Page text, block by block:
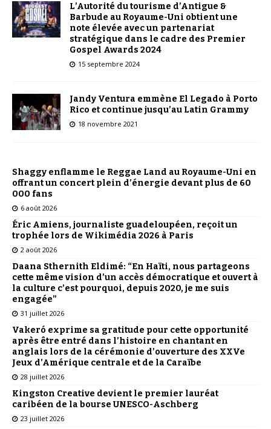
L’Autorité du tourisme d’Antigue &
Barbude au Royaume-Uni obtient une
note élevée avec un partenariat
stratégique dans le cadre des Premier
Gospel Awards 2024
15 septembre 2024
Jandy Ventura emmène El Legado à Porto
Rico et continue jusqu’au Latin Grammy
18 novembre 2021
Shaggy enflamme le Reggae Land au Royaume-Uni en
offrant un concert plein d’énergie devant plus de 60
000 fans
6 août 2026
Éric Amiens, journaliste guadeloupéen, reçoit un
trophée lors de Wikimédia 2026 à Paris
2 août 2026
Daana Sthernith Eldimé: “En Haïti, nous partageons
cette même vision d’un accès démocratique et ouvert à
la culture c’est pourquoi, depuis 2020, je me suis
engagée”
31 juillet 2026
Vakeró exprime sa gratitude pour cette opportunité
après être entré dans l’histoire en chantant en
anglais lors de la cérémonie d’ouverture des XXVe
Jeux d’Amérique centrale et de la Caraïbe
28 juillet 2026
Kingston Creative devient le premier lauréat
caribéen de la bourse UNESCO-Aschberg
23 juillet 2026